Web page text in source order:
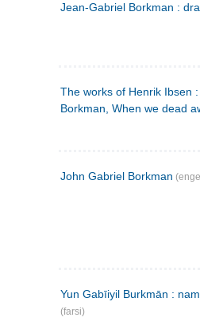
Jean-Gabriel Borkman :
The works of Henrik Ibsen :
Borkman, When we dead
John Gabriel Borkman
Yun Gabīiyil Burkmān :
(farsi)